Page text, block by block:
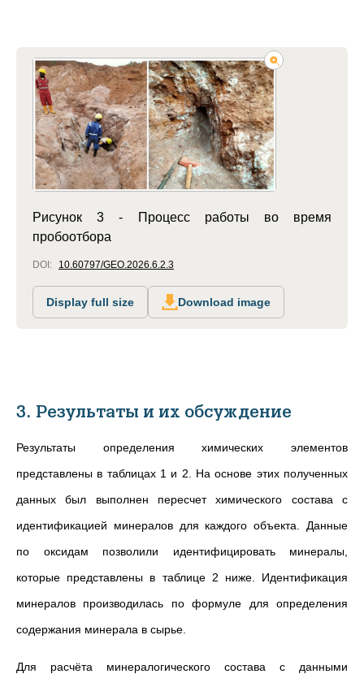
Рисунок 3 - Процесс работы во время
пробоотбора
DOI: 10.60797/GEO.2026.6.2.3
Display full size Download image
3. Результаты и их обсуждение
Результаты определения химических элементов
представлены в таблицах 1 и 2. На основе этих полученных
данных был выполнен пересчет химического состава с
идентификацией минералов для каждого объекта. Данные
по оксидам позволили идентифицировать минералы,
которые представлены в таблице 2 ниже. Идентификация
минералов производилась по формуле для определения
содержания минерала в сырье.
Для расчёта минералогического состава с данными